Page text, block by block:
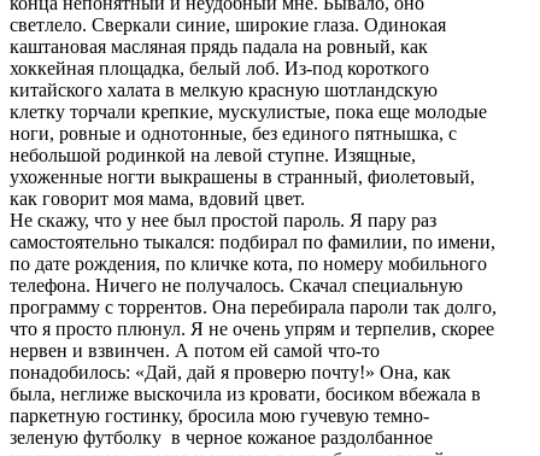
светлело. Сверкали синие, широкие глаза. Одинокая
каштановая масляная прядь падала на ровный, как
хоккейная площадка, белый лоб. Из-под короткого
китайского халата в мелкую красную шотландскую
клетку торчали крепкие, мускулистые, пока еще молодые
ноги, ровные и однотонные, без единого пятнышка, с
небольшой родинкой на левой ступне. Изящные,
ухоженные ногти выкрашены в странный, фиолетовый,
как говорит моя мама, вдовий цвет.
Не скажу, что у нее был простой пароль. Я пару раз
самостоятельно тыкался: подбирал по фамилии, по имени,
по дате рождения, по кличке кота, по номеру мобильного
телефона. Ничего не получалось. Скачал специальную
программу с торрентов. Она перебирала пароли так долго,
что я просто плюнул. Я не очень упрям и терпелив, скорее
нервен и взвинчен. А потом ей самой что-то
понадобилось: «Дай, дай я проверю почту!» Она, как
была, неглиже выскочила из кровати, босиком вбежала в
паркетную гостинку, бросила мою гучевую темно-
зеленую футболку в черное кожаное раздолбанное